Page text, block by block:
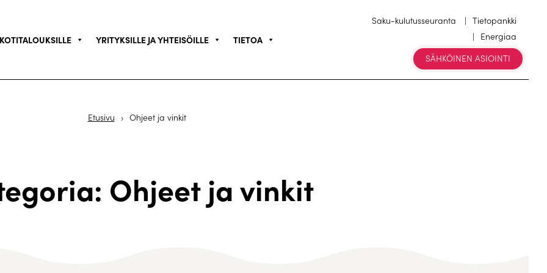
YRITYKSILLE JA YHTEISÖILLE TIETOA
Saku-kulutusseuranta
Tietopankki
Energiaa
SÄHKÖINEN ASIOINTI
Etusivu › Ohjeet ja vinkit
Ohjeet ja vinkit